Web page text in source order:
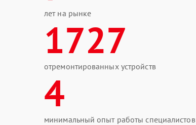
лет на рынке
1727
отремонтированных устройств
4
минимальный опыт работы специалистов